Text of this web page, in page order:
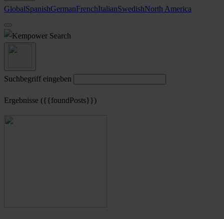
GlobalSpanishGermanFrenchItalianSwedishNorth America
Search
Suchbegriff eingeben
Ergebnisse ({{foundPosts}})